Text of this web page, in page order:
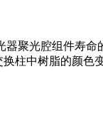
聚光腔组件寿命
柱中树脂的颜色